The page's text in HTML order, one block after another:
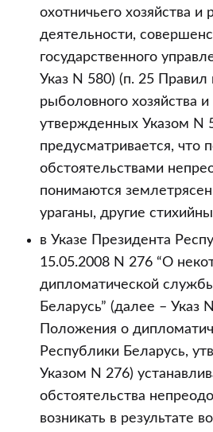
охотничьего хозяйства и
деятельности,
государственного
Указ N 580) (п. 25 Правил
рыболовного хозяйства
утвержденных Указом N
предусматривается, что
обстоятельствами
понимаются
ураганы, другие
в Указе Президента
15.05.2008 N 276 “О
дипломатической
Беларусь” (далее – Указ
Положения о
Республики Беларусь,
Указом N 276)
обстоятельства
возникать в результате